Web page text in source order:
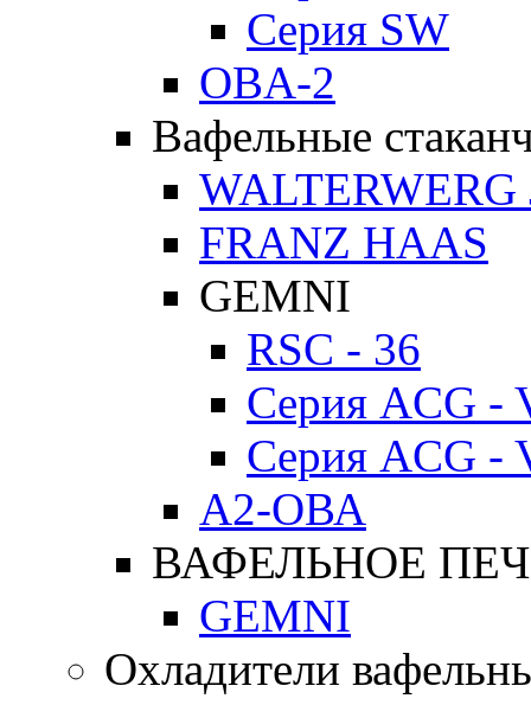
Серия SW
OBA-2
Вафельные
WALTERWERG
FRANZ HAAS
GEMNI
RSC - 36
Серия ACG -
Серия ACG -
А2-ОВА
ВАФЕЛЬНОЕ
GEMNI
Охладители